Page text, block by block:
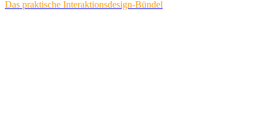
Das praktische Interaktionsdesign-Bündel